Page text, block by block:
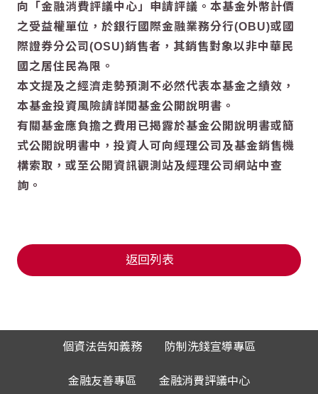
向「金融消費評議中心」申請評議。本基金外幣計價
之受益權單位，於銀行國際金融業務分行(OBU)或國
際證券分公司(OSU)銷售者，其銷售對象以非中華民
國之居住民為限。
本文提及之經濟走勢預測不必然代表本基金之績效，
本基金投資風險請詳閱基金公開說明書。
有關基金應負擔之費用已揭露於基金公開說明書或簡
式公開說明書中，投資人可向經理公司及基金銷售機
構索取，或至公開資訊觀測站及經理公司網站中查
詢。
返回列表
個資法告知義務 防制洗錢宣導專區
金融友善專區 金融消費評議中心